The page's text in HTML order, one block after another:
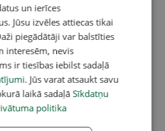
un ierīces
Jūsu izvēles attiecas tikai
piegādātāji var balstīties
interesēm, nevis
ir tiesības iebilst sadaļā
. Jūs varat atsaukt savu
laikā sadaļā Sīkdatņu
politika